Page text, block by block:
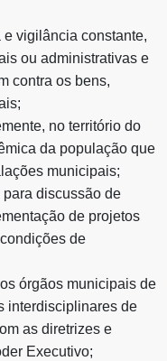
vigilância constante,
ou administrativas e
contra os bens,
no território do
da população que
municipais;
para discussão de
de projetos
de
órgãos municipais de
interdisciplinares de
as diretrizes e
Executivo;